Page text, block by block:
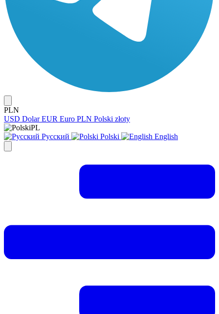
PLN
USD Dolar EUR Euro PLN Polski złoty
PL
Русский
Polski English